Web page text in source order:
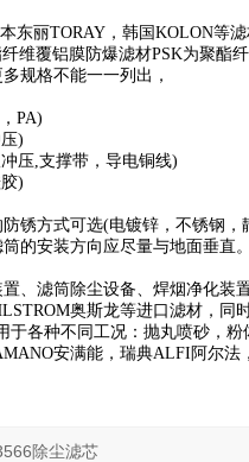
东丽TORAY，韩国KOLON等
维覆铝膜防爆滤材PSK为聚酯
规格不能一一列出，
PA)
)
压,支撑带，导电铜线)
)
锈方式可选(电镀锌，不锈钢，
的安装方向应尽量与地面垂直。
、滤筒除尘设备、焊烟净化
奥斯龙等进口滤材，
于各种不同工况：抛丸喷砂，
安满能，瑞典ALFI阿尔法